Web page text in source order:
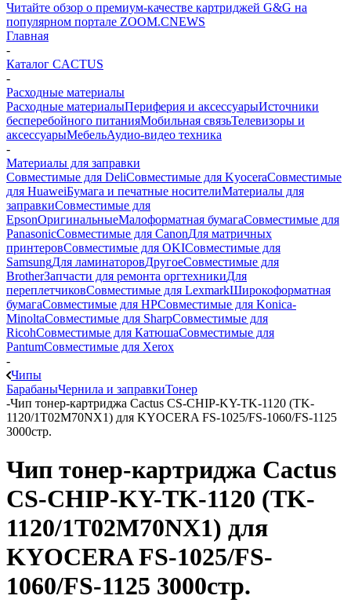
Читайте обзор о премиум-качестве картриджей G&G на
популярном портале ZOOM.CNEWS
Главная
-
Каталог CACTUS
-
Расходные материалы
Расходные материалыПериферия и аксессуарыИсточники
бесперебойного питанияМобильная связьТелевизоры и
аксессуарыМебельАудио-видео техника
-
Материалы для заправки
Совместимые для DeliСовместимые для KyoceraСовместимые
для HuaweiБумага и печатные носителиМатериалы для
заправкиСовместимые для
EpsonОригинальныеМалоформатная бумагаСовместимые для
PanasonicСовместимые для CanonДля матричных
принтеровСовместимые для OKIСовместимые для
SamsungДля ламинаторовДругоеСовместимые для
BrotherЗапчасти для ремонта оргтехникиДля
переплетчиковСовместимые для LexmarkШирокоформатная
бумагаСовместимые для HPСовместимые для Konica-
MinoltaСовместимые для SharpСовместимые для
RicohСовместимые для КатюшаСовместимые для
PantumСовместимые для Xerox
-
Чипы
БарабаныЧернила и заправкиТонер
-Чип тонер-картриджа Cactus CS-CHIP-KY-TK-1120 (TK-
1120/1T02M70NX1) для KYOCERA FS-1025/FS-1060/FS-1125
3000стр.
Чип тонер-картриджа Cactus
CS-CHIP-KY-TK-1120 (TK-
1120/1T02M70NX1) для
KYOCERA FS-1025/FS-
1060/FS-1125 3000стр.